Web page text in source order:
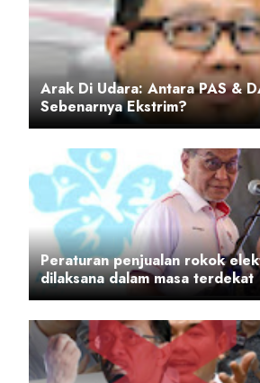
Arak Di Udara: Antara PAS &
Sebenarnya Ekstrim?
Peraturan penjualan rokok
dilaksana dalam masa terdekat